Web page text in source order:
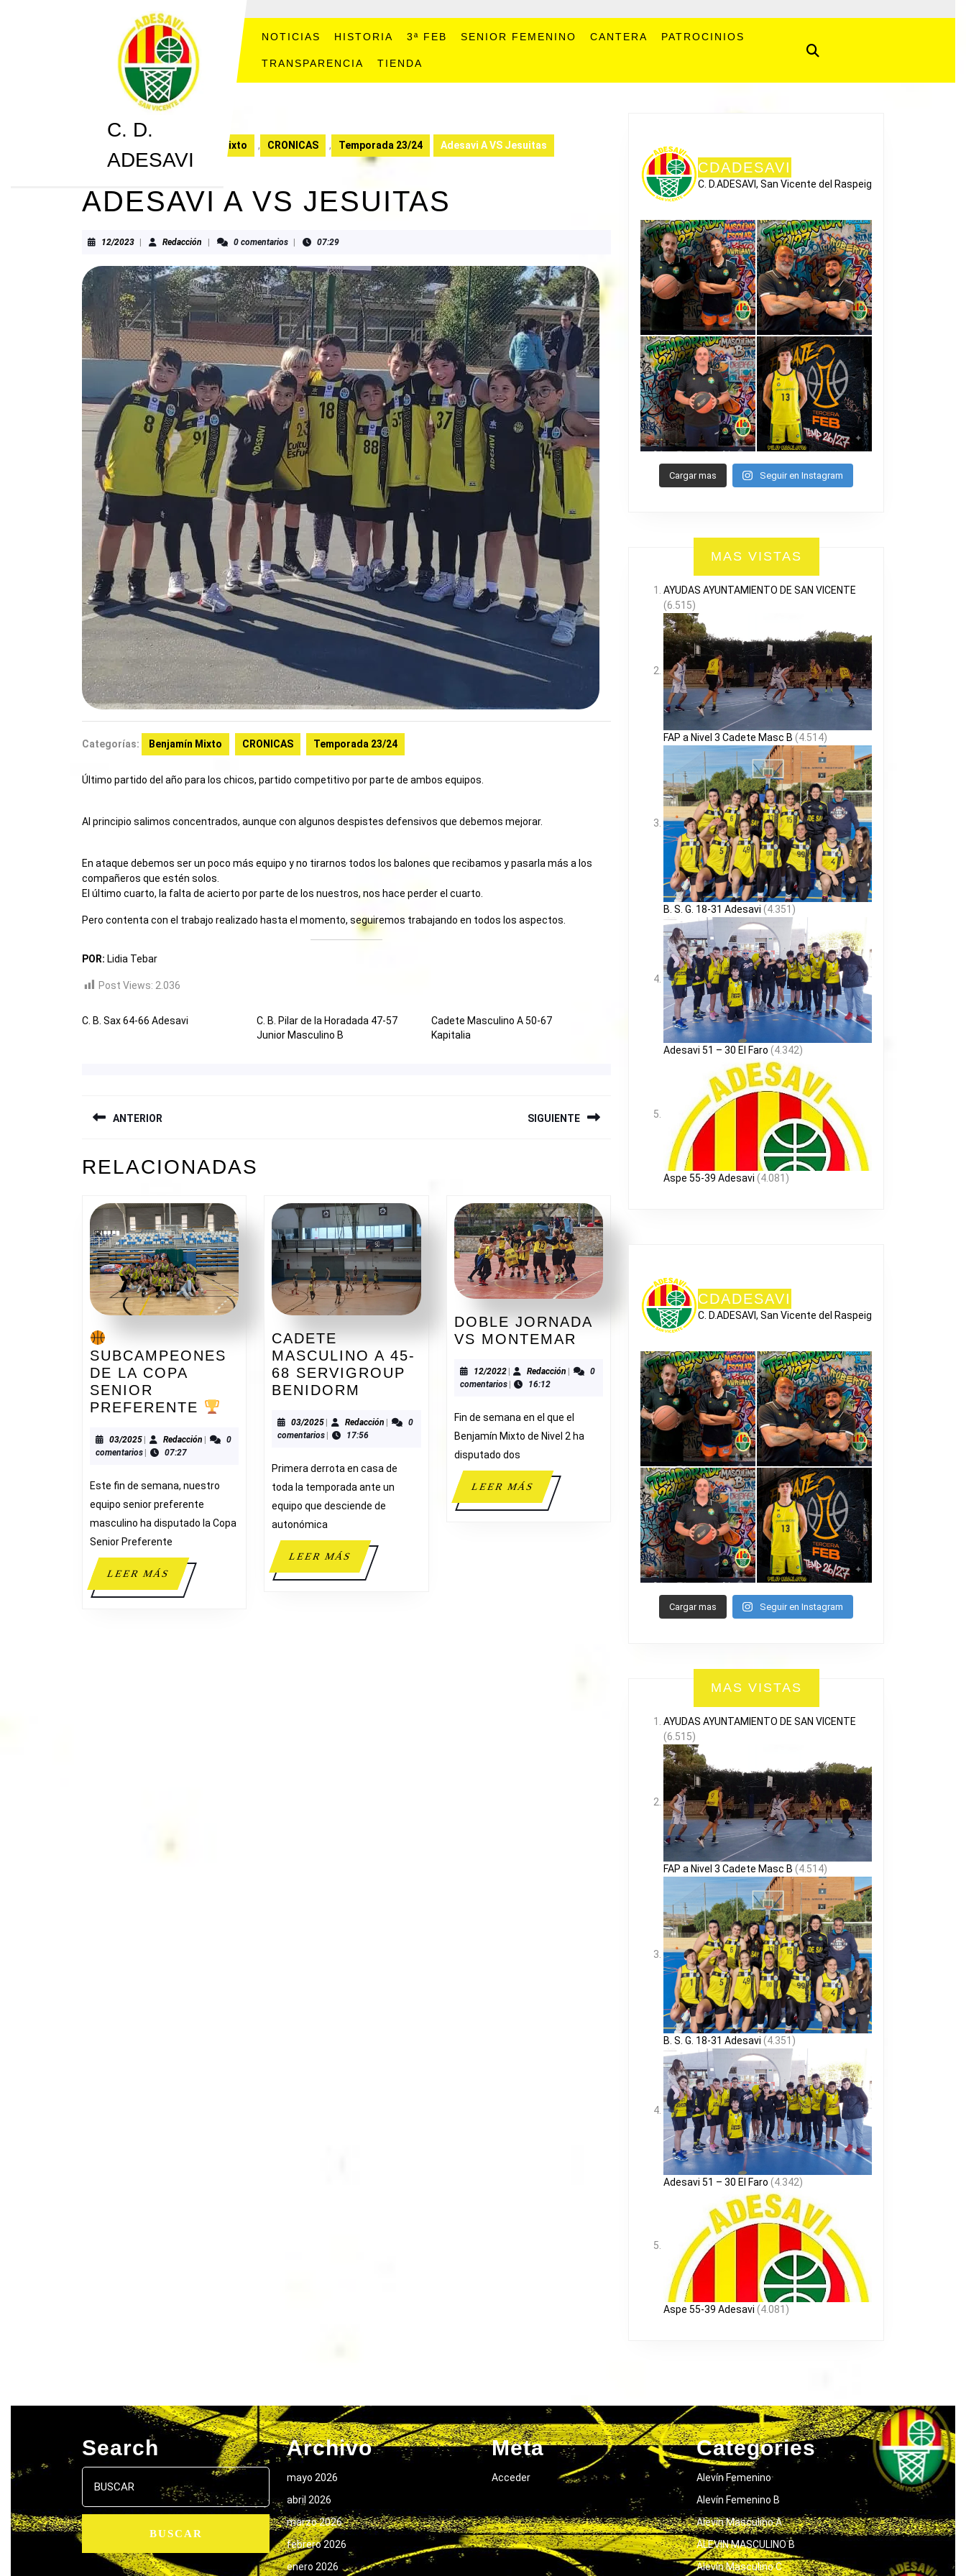
C. D.
ADESAVI
NOTICIAS HISTORIA 3ª FEB SENIOR FEMENINO CANTERA PATROCINIOS
TRANSPARENCIA TIENDA
Benjamín Mixto , CRONICAS , Temporada 23/24 Adesavi A VS Jesuitas
ADESAVI A VS JESUITAS
12/202312/2023Redacción Redacción0 comentarios 07:29
Categorías: Benjamín Mixto CRONICAS Temporada 23/24
Último partido del año para los chicos, partido competitivo por parte de ambos equipos.
Al principio salimos concentrados, aunque con algunos despistes defensivos que debemos mejorar.
En ataque debemos ser un poco más equipo y no tirarnos todos los balones que recibamos y pasarla más a los
compañeros que estén solos.
El último cuarto, la falta de acierto por parte de los nuestros, nos hace perder el cuarto.
Pero contenta con el trabajo realizado hasta el momento, seguiremos trabajando en todos los aspectos.
POR: Lidia Tebar
Post Views: 2.036
C. B. Sax 64-66 Adesavi
C. B. Pilar de la Horadada 47-57
Junior Masculino B
Cadete Masculino A 50-67
Kapitalia
DE
ENTRADAS
ANTERIOR
anterior:
SIGUIENTE
RELACIONADAS
SUBCAMPEONES
DE LA COPA
SENIOR
PREFERENTE
SUBCAMPEONES
DE
SENIOR
PREFERENTE
03/202503/2025
| RedacciónRedacción
|
0
comentarios | 07:27
Este fin de semana, nuestro
equipo senior preferente
masculino ha disputado la Copa
Senior Preferente
LEER MÁSLEER
MÁS
CADETE
MASCULINO A 45-
68 SERVIGROUP
BENIDORM
A
45-
SERVIGROUP
BENIDORM
03/202503/2025
| Redacción Redacción
|
0
comentarios | 17:56
Primera derrota en casa de
toda la temporada ante un
equipo que desciende de
autonómica
LEER MÁSLEER
MÁS
DOBLE JORNADA
VS MONTEMAR
JORNADA
VS
MONTEMAR
12/202212/2022Redacción Redacción
0
comentarios
16:12
Fin de semana en el que el
Benjamín Mixto de Nivel 2 ha
disputado dos
LEER MÁSLEER
MÁS
CDADESAVI
C. D.ADESAVI, San Vicente del Raspeig
Cargar mas Seguir en Instagram
MAS VISTAS
AYUDAS AYUNTAMIENTO DE SAN VICENTE
(6.515)
FAP a Nivel 3 Cadete Masc B (4.514)
B. S. G. 18-31 Adesavi (4.351)
Adesavi 51 – 30 El Faro (4.342)
Aspe 55-39 Adesavi (4.081)
CDADESAVI
C. D.ADESAVI, San Vicente del Raspeig
Cargar mas Seguir en Instagram
MAS VISTAS
AYUDAS AYUNTAMIENTO DE SAN VICENTE
(6.515)
FAP a Nivel 3 Cadete Masc B (4.514)
B. S. G. 18-31 Adesavi (4.351)
Adesavi 51 – 30 El Faro (4.342)
Aspe 55-39 Adesavi (4.081)
Search
Buscar:
Archivo
mayo 2026
abril 2026
marzo 2026
febrero 2026
enero 2026
Meta
Acceder
Categories
Alevín Femenino
Alevín Femenino B
Alevín Masculino A
ALEVIN MASCULINO B
Alevín Masculino C